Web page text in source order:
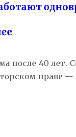
после 40
праве —